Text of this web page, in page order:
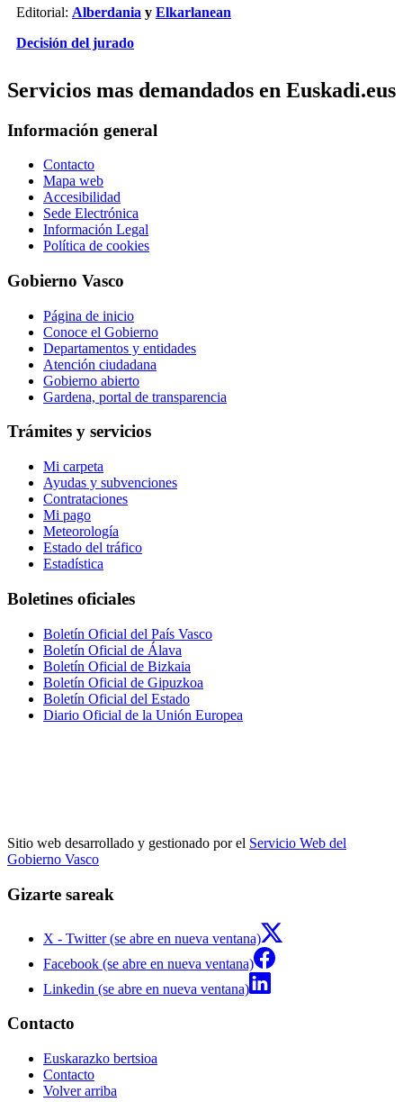
Editorial: Alberdania y Elkarlanean
Decisión del jurado
Servicios mas demandados en Euskadi.eus
Información general
Contacto
Mapa web
Accesibilidad
Sede Electrónica
Información Legal
Política de cookies
Gobierno Vasco
Página de inicio
Conoce el Gobierno
Departamentos y entidades
Atención ciudadana
Gobierno abierto
Gardena, portal de transparencia
Trámites y servicios
Mi carpeta
Ayudas y subvenciones
Contrataciones
Mi pago
Meteorología
Estado del tráfico
Estadística
Boletines oficiales
Boletín Oficial del País Vasco
Boletín Oficial de Álava
Boletín Oficial de Bizkaia
Boletín Oficial de Gipuzkoa
Boletín Oficial del Estado
Diario Oficial de la Unión Europea
Sitio web desarrollado y gestionado por el Servicio Web del
Gobierno Vasco
Gizarte sareak
X - Twitter (se abre en nueva ventana)
Facebook (se abre en nueva ventana)
Linkedin (se abre en nueva ventana)
Contacto
Euskarazko bertsioa
Contacto
Volver arriba